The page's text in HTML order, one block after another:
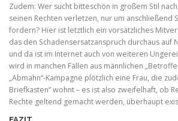
Zudem: Wer sucht bitteschön in großem Stil
seinen Rechten verletzen, nur um anschließend
fordern? Hier ist letztlich ein vorsätzliches
das den Schadensersatzanspruch durchaus auf
und da ist im Internet auch von weiteren
wird in manchen Fällen aus männlichen
„Abmahn“-Kampagne plötzlich eine Frau, die
Briefkasten“ wohnt – es ist also zweifelhaft, ob
Rechte geltend gemacht werden, überhaupt